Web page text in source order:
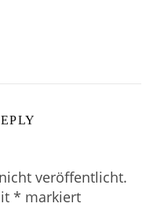
veröffentlicht.
* markiert